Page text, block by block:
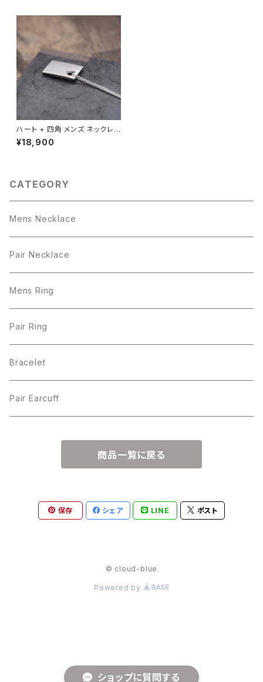
ショップに質問する
ハート + 四角 メンズ ネックレス
シルバー925
¥18,900
CATEGORY
Mens Necklace
Pair Necklace
Mens Ring
Pair Ring
Bracelet
Pair Earcuff
商品一覧に戻る
保存 シェア LINE ポスト
© cloud-blue
Powered by